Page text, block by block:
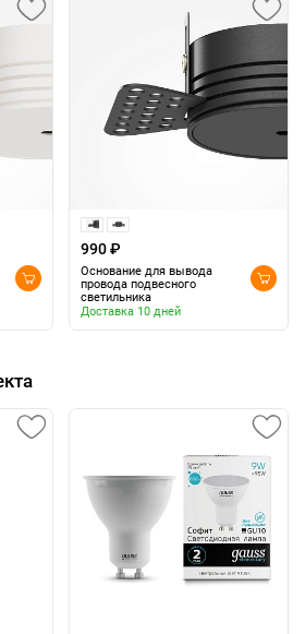
990 ₽
Основание для вывода
провода подвесного
светильника
Доставка 10 дней